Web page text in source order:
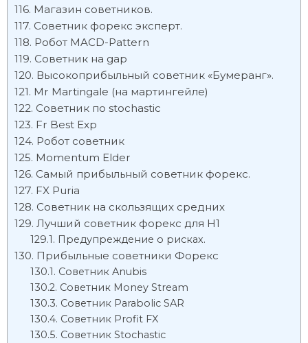
Магазин советников.
Советник форекс эксперт.
Робот MACD-Pattern
Советник на gap
Высокоприбыльный советник «Бумеранг».
Mr Martingale (на мартингейле)
Советник по stochastic
Fr Best Exp
Робот советник
Momentum Elder
Самый прибыльный советник форекс.
FX Puria
Советник на скользящих средних
Лучший советник форекс для H1
Предупреждение о рисках.
Прибыльные советники Форекс
Советник Anubis
Советник Money Stream
Советник Parabolic SAR
Советник Profit FX
Советник Stochastic